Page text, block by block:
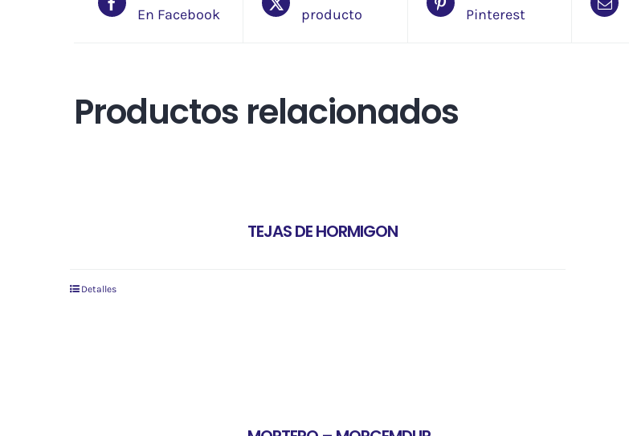
En Facebook
producto
Pinterest
Productos relacionados
TEJAS DE HORMIGON
Detalles